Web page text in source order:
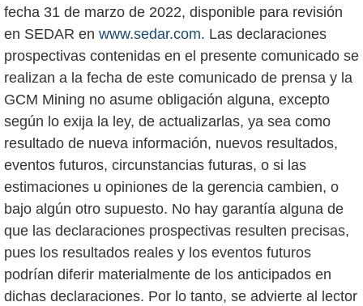
fecha 31 de marzo de 2022, disponible para revisión
en SEDAR en www.sedar.com. Las declaraciones
prospectivas contenidas en el presente comunicado se
realizan a la fecha de este comunicado de prensa y la
GCM Mining no asume obligación alguna, excepto
según lo exija la ley, de actualizarlas, ya sea como
resultado de nueva información, nuevos resultados,
eventos futuros, circunstancias futuras, o si las
estimaciones u opiniones de la gerencia cambien, o
bajo algún otro supuesto. No hay garantía alguna de
que las declaraciones prospectivas resulten precisas,
pues los resultados reales y los eventos futuros
podrían diferir materialmente de los anticipados en
dichas declaraciones. Por lo tanto, se advierte al lector